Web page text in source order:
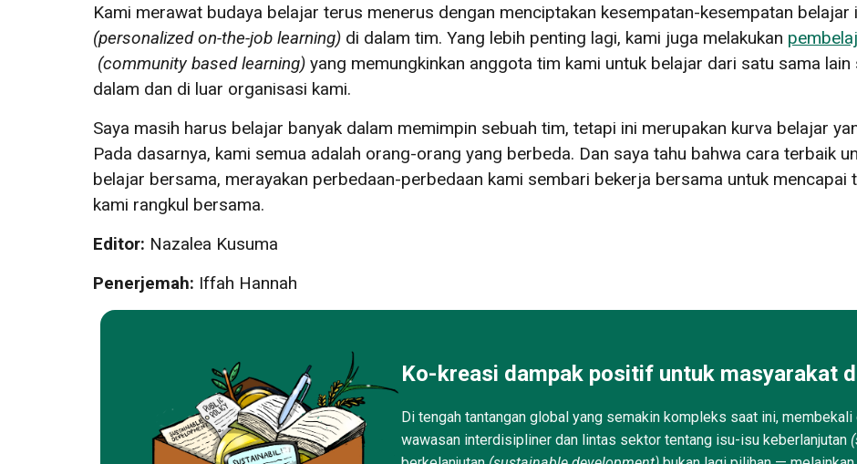
Kami merawat budaya belajar terus menerus dengan menciptakan kesempatan-kesempatan
(personalized on-the-job learning) di dalam tim. Yang lebih penting lagi, kami juga melakukan
(community based learning) yang memungkinkan anggota tim kami untuk belajar dari satu sama lain
dalam dan di luar organisasi kami.
Saya masih harus belajar banyak dalam memimpin sebuah tim, tetapi ini merupakan kurva belajar
Pada dasarnya, kami semua adalah orang-orang yang berbeda. Dan saya tahu bahwa cara terbaik
belajar bersama, merayakan perbedaan-perbedaan kami sembari bekerja bersama untuk mencapai
kami rangkul bersama.
Editor: Nazalea Kusuma
Penerjemah: Iffah Hannah
Ko-kreasi dampak positif untuk masyarakat
Di tengah tantangan global yang semakin kompleks saat ini,
wawasan interdisipliner dan lintas sektor tentang isu-isu keberlanjutan